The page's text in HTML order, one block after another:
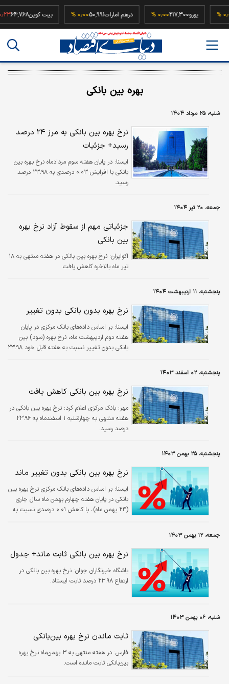
۰٫۰۰ % یورو217,300۰٫۰۰ % درهم امارات50,991۰٫۰۰ % بیت کوین
بهره بین بانکی
شنبه، ۲۵ مرداد ۱۴۰۴
نرخ بهره بین بانکی به مرز ۲۴ درصد
رسید+ جزئیات
ايسنا: در پایان هفته سوم مردادماه نرخ بهره بین
بانکی با افزایش ۰.۰۳ درصدی به ۲۳.۹۸ درصد
رسید.
جمعه، ۲۰ تیر ۱۴۰۴
جزئیاتی مهم از سقوط آزاد نرخ بهره
بین بانکی
اکوایران:
نرخ بهره بین بانکی در هفته منتهی به ۱۸
تیر ماه بالاخره کاهش یافت.
پنجشنبه، ۱۱ اردیبهشت ۱۴۰۴
نرخ بهره بدون بانکی بدون تغییر
ايسنا: بر اساس داده‌های بانک مرکزی در پایان
هفته دوم اردیبهشت ماه، نرخ بهره (سود) بین
بانکی بدون تغییر نسبت به هفته قبل خود ۲۳.۹۸
پنجشنبه، ۰۲ اسفند ۱۴۰۳
نرخ بهره بین بانکی کاهش یافت
مهر: بانک مرکزی اعلام کرد: نرخ بهره بین بانکی در
هفته منتهی به چهارشنبه ۱ اسفندماه به ۲۳.۹۶
درصد رسید.
پنجشنبه، ۲۵ بهمن ۱۴۰۳
نرخ بهره بین بانکی بدون تغییر ماند
ایسنا: بر اساس داده‌های بانک مرکزی نرخ بهره بین
بانکی در پایان هفته چهارم بهمن ماه سال جاری
(۲۴ بهمن ماه)، با کاهش ۰.۰۱ درصدی نسبت به
جمعه، ۱۲ بهمن ۱۴۰۳
نرخ بهره بین بانکی ثابت ماند+ جدول
باشگاه خبرنگاران جوان: نرخ بهره بین بانکی در
ارتفاع ۲۳.۹۸ درصد ثابت ایستاد.
شنبه، ۰۶ بهمن ۱۴۰۳
ثابت ماندن نرخ بهره بین‌بانکی
فارس:
در هفته منتهی به ۳ بهمن‌ماه نرخ بهره
بین‌بانکی ثابت مانده است.